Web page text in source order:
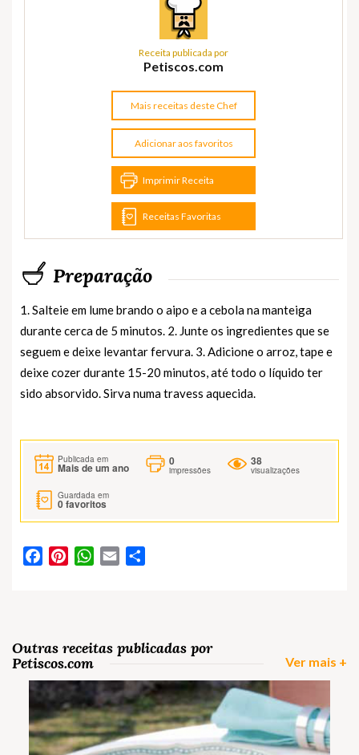
Receita publicada por
Petiscos.com
Mais receitas deste Chef
Adicionar aos favoritos
Imprimir Receita
Receitas Favoritas
Preparação
1. Salteie em lume brando o aipo e a cebola na manteiga
durante cerca de 5 minutos. 2. Junte os ingredientes que se
seguem e deixe levantar fervura. 3. Adicione o arroz, tape e
deixe cozer durante 15-20 minutos, até todo o líquido ter
sido absorvido. Sirva numa travess aquecida.
Publicada em
Mais de um ano
0
impressões
38
visualizações
Guardada em
0favoritos
FacebookPinterestWhatsApp
Email
Outras receitas publicadas por
Petiscos.com
Ver mais +